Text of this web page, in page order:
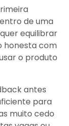
de uma
equilibrar
honesta com
o produto
antes
para
muito cedo